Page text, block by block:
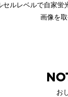
セルレベルで自家蛍
画像を取
お